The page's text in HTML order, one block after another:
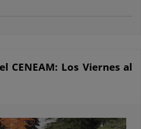
CENEAM: Los Viernes al